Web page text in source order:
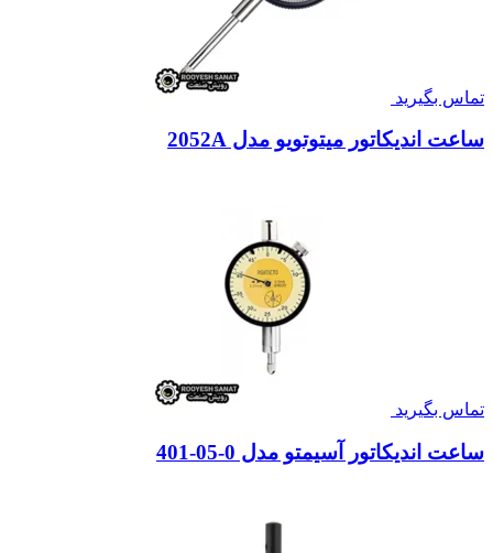
تماس بگیرید
ساعت اندیکاتور میتوتویو مدل 2052A
تماس بگیرید
ساعت اندیکاتور آسیمتو مدل 0-05-401